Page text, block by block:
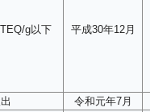
g以下 平成30年12月
令和元年7月